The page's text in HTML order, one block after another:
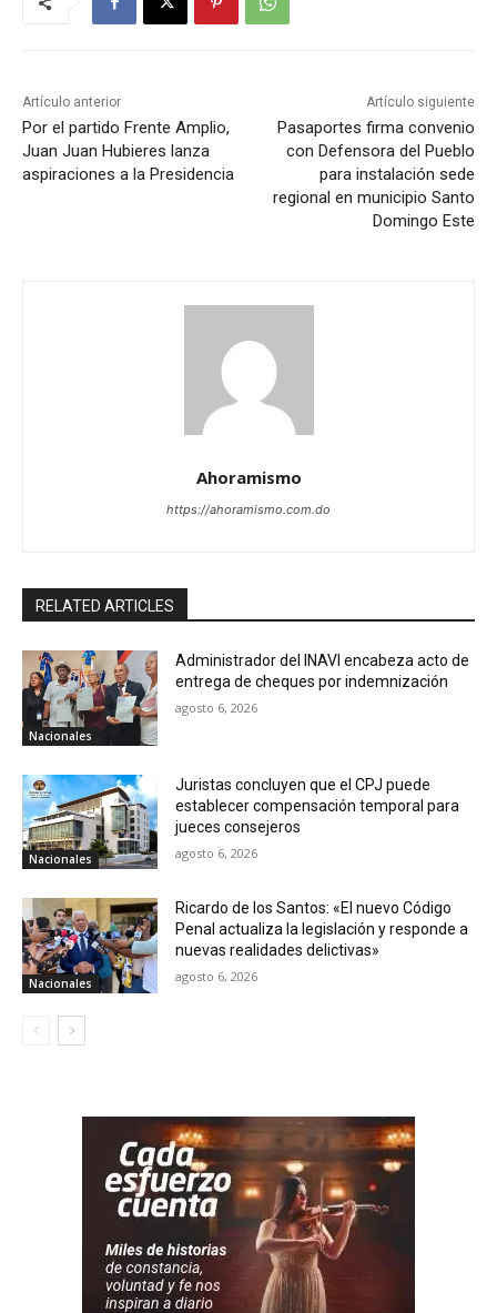
Artículo anterior
Por el partido Frente Amplio,
Juan Juan Hubieres lanza
aspiraciones a la Presidencia
Artículo siguiente
Pasaportes firma convenio
con Defensora del Pueblo
para instalación sede
regional en municipio Santo
Domingo Este
Ahoramismo
https://ahoramismo.com.do
RELATED ARTICLES
Nacionales
Administrador del INAVI encabeza acto de
entrega de cheques por indemnización
agosto 6, 2026
Nacionales
Juristas concluyen que el CPJ puede
establecer compensación temporal para
jueces consejeros
agosto 6, 2026
Nacionales
Ricardo de los Santos: «El nuevo Código
Penal actualiza la legislación y responde a
nuevas realidades delictivas»
agosto 6, 2026